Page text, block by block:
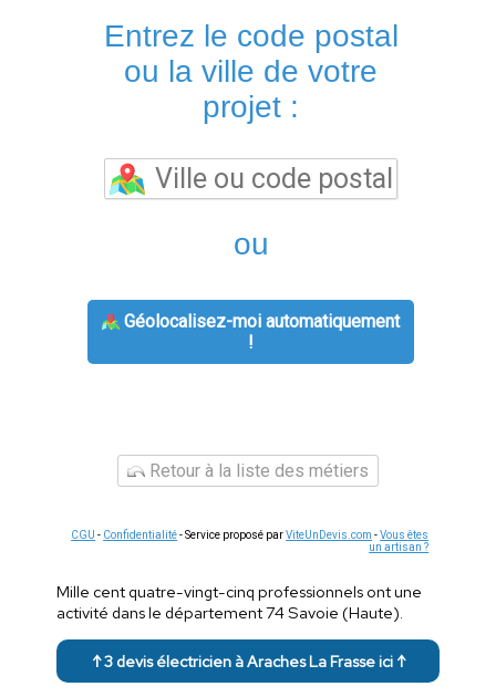
Entrez le code postal
ou la ville de votre
projet :
ou
Géolocalisez-moi automatiquement
!
Retour à la liste des métiers
CGU - Confidentialité- Service proposé parViteUnDevis.com -Vous êtes
un artisan ?
Mille cent quatre-vingt-cinq professionnels ont une
activité dans le département 74 Savoie (Haute).
↑ 3 devis électricien à Araches La Frasse ici ↑